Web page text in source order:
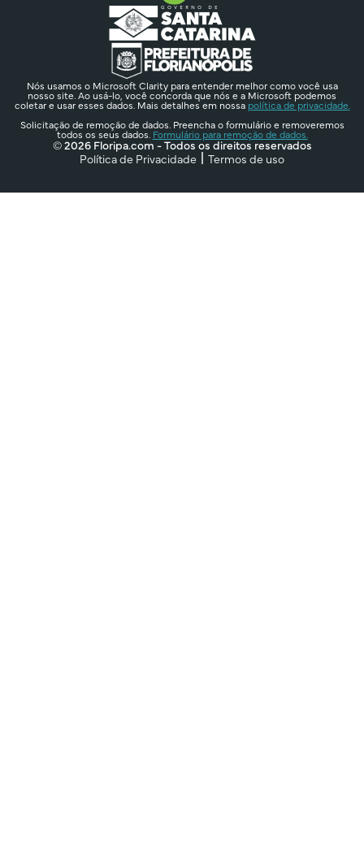
Nós usamos o Microsoft Clarity para entender melhor como você usa
nosso site. Ao usá-lo, você concorda que nós e a Microsoft podemos
coletar e usar esses dados. Mais detalhes em nossa política de privacidade.
Solicitação de remoção de dados. Preencha o formulário e removeremos
todos os seus dados. Formulário para remoção de dados.
© 2026 Floripa.com - Todos os direitos reservados
Política de Privacidade
Termos de uso